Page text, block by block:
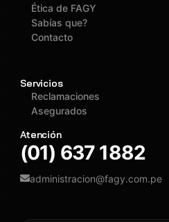
Ética de FAGY
Sabías que?
Contacto
Servicios
Reclamaciones
Asegurados
Atención
(01) 637 1882
administracion@fagy.com.pe